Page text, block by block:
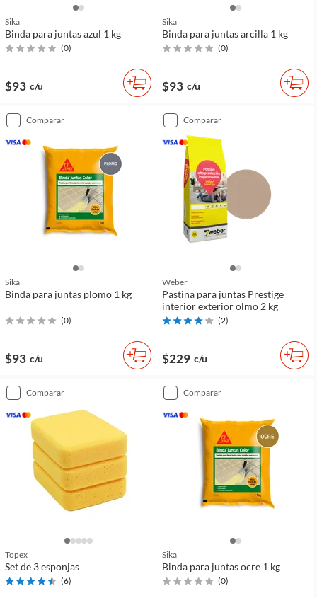
Sika
Binda para juntas azul 1 kg
(0)
$93 c/u
Sika
Binda para juntas arcilla 1 kg
(0)
$93 c/u
comparar
Sika
Binda para juntas plomo 1 kg
(0)
$93 c/u
comparar
Weber
Pastina para juntas Prestige
interior exterior olmo 2 kg
(2)
$229 c/u
comparar
Topex
Set de 3 esponjas
(6)
comparar
Sika
Binda para juntas ocre 1 kg
(0)